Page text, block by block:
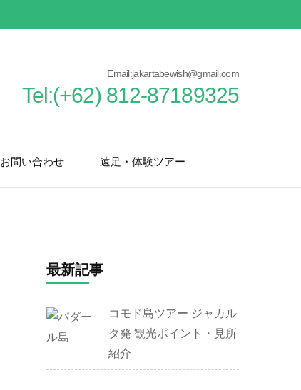
Email:jakartabewish@gmail.com
Tel:(+62) 812-87189325
お問い合わせ 遠足・体験ツアー
最新記事
コモド島ツアー ジャカル
タ発 観光ポイント・見所
紹介